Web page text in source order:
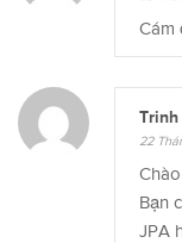
Cám
22
Bạn
JPA